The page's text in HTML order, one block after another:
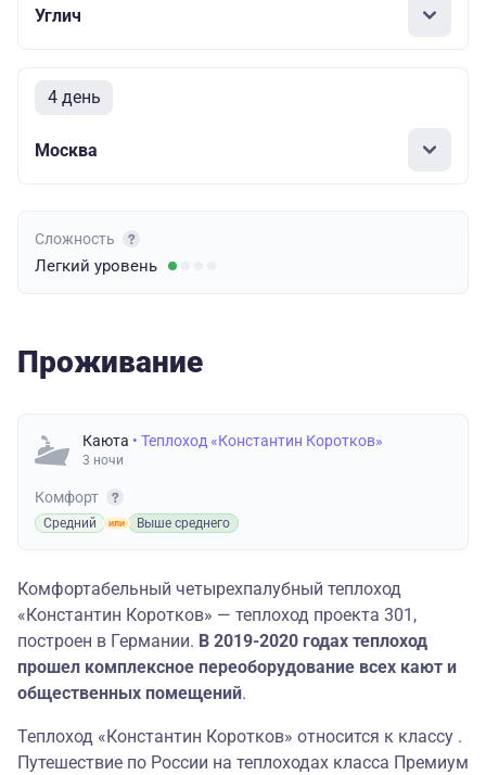
Углич
4 день
Москва
Сложность
Легкий уровень
Проживание
Каюта • Теплоход «Константин Коротков»
3 ночи
Комфорт
Средний Выше среднего
Комфортабельный четырехпалубный теплоход
«Константин Коротков» — теплоход проекта 301,
построен в Германии. В 2019-2020 годах теплоход
прошел комплексное переоборудование всех кают и
общественных помещений.
Теплоход «Константин Коротков» относится к классу .
Путешествие по России на теплоходах класса Премиум